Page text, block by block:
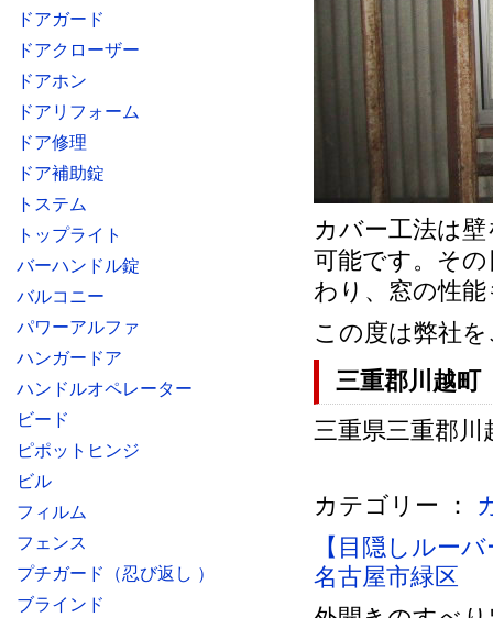
カバー工法は
可能です。そ
わり、窓の性
この度は弊社
三重郡川越
三重県三重郡
カテゴリー ：
【目隠しルー
名古屋市緑区
ドアガード
ドアクローザー
ドアホン
ドアリフォーム
ドア修理
ドア補助錠
トステム
トップライト
バーハンドル錠
バルコニー
パワーアルファ
ハンガードア
ハンドルオペレーター
ビード
ピポットヒンジ
ビル
フィルム
フェンス
プチガード（忍び返し ）
ブラインド